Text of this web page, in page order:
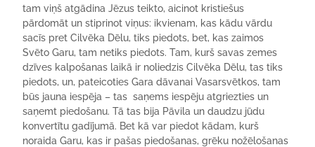
tam viņš atgādina Jēzus teikto, aicinot kristiešus
pārdomāt un stiprinot viņus: ikvienam, kas kādu vārdu
sacīs pret Cilvēka Dēlu, tiks piedots, bet, kas zaimos
Svēto Garu, tam netiks piedots. Tam, kurš savas zemes
dzīves kalpošanas laikā ir noliedzis Cilvēka Dēlu, tas tiks
piedots, un, pateicoties Gara dāvanai Vasarsvētkos, tam
būs jauna iespēja – tas saņems iespēju atgriezties un
saņemt piedošanu. Tā tas bija Pāvila un daudzu jūdu
konvertītu gadījumā. Bet kā var piedot kādam, kurš
noraida Garu, kas ir pašas piedošanas, grēku nožēlošanas